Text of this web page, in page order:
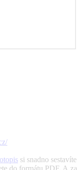
si snadno sestavíte